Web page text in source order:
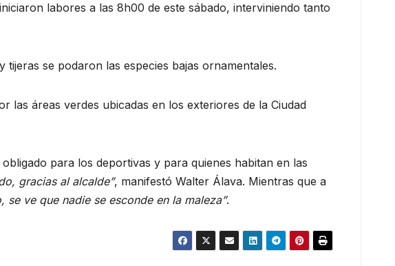
labores a las 8h00 de este sábado, interviniendo tanto
se podaron las especies bajas ornamentales.
las áreas verdes ubicadas en los exteriores de la Ciudad
para los deportivas y para quienes habitan en las
gracias al alcalde”, manifestó Walter Álava. Mientras que a
se ve que nadie se esconde en la maleza”.